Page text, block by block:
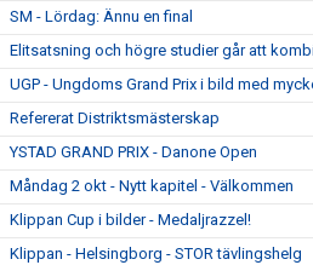
SM - Lördag: Ännu en final
Elitsatsning och högre studier går att
UGP - Ungdoms Grand Prix i bild med
Refererat Distriktsmästerskap
YSTAD GRAND PRIX - Danone Open
Måndag 2 okt - Nytt kapitel - Välkommen
Klippan Cup i bilder - Medaljrazzel!
Klippan - Helsingborg - STOR tävlingshelg